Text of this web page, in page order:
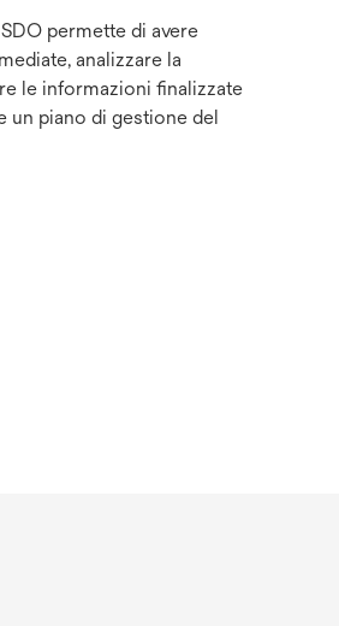
permette di avere
analizzare la
le informazioni finalizzate
un piano di gestione del